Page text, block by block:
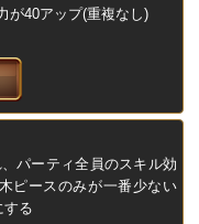
が40アップ(重複なし)
パーティ全員のスキル効
ピースのみが一番少ない
する